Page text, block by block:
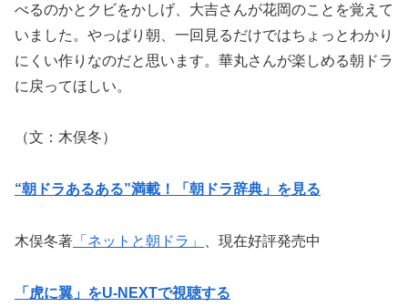
べるのかとクビをかしげ、大吉さんが花岡のことを覚えて
いました。やっぱり朝、一回見るだけではちょっとわかり
にくい作りなのだと思います。華丸さんが楽しめる朝ドラ
に戻ってほしい。
（文：木俣冬）
“朝ドラあるある”満載！「朝ドラ辞典」を見る
木俣冬著 「ネットと朝ドラ」 、現在好評発売中
「虎に翼」をU-NEXTで視聴する